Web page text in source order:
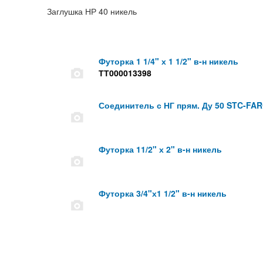
Заглушка НР 40 никель
Футорка 1 1/4" х 1 1/2" в-н никель
ТТ000013398
Соединитель с НГ прям. Ду 50 STC-
Футорка 11/2" х 2" в-н никель
Футорка 3/4"х1 1/2" в-н никель